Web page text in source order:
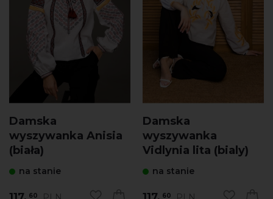
Damska
wyszywanka Anisia
(biała)
na stanie
117. 60 PLN
Damska
wyszywanka
Vidlynia lita (bialy)
na stanie
117. 60 PLN